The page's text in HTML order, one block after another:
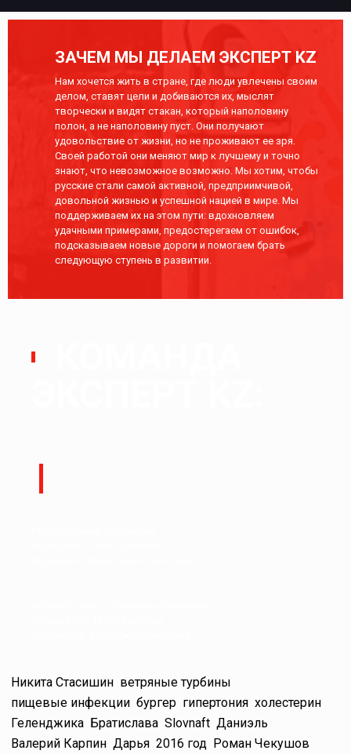
ЗАЧЕМ МЫ ДЕЛАЕМ ЭКСПЕРТ KZ
Нам хочется жить в стране, где люди увлечены своим
делом, ставят цели и добиваются их, мыслят
творчески и видят стакан, который наполовину
полон, а не наполовину пуст. Они получают
удовольствие от жизни, но не проживают ее зря.
Своей работой они меняют мир к лучшему и точно
знают, что невозможное возможно. Мы хотим, чтобы
русские стали самой активной, предприимчивой,
довольной жизнью и успешной нацией в мире. Мы
поддерживаем их на этом пути: вдохновляем
удачными примерами, предостерегаем от ошибок,
подсказываем новые дороги и помогаем брать
следующую ступень в развитии.
Никита Стасишин ветряные турбины
пищевые инфекции бургер гипертония холестерин
Геленджика Братислава Slovnaft Даниэль
Валерий Карпин Дарья 2016 год Роман Чекушов